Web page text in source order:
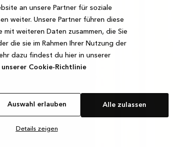
an unsere Partner für soziale
weiter. Unsere Partner führen diese
mit weiteren Daten zusammen, die Sie
die sie im Rahmen Ihrer Nutzung der
dazu findest du hier in unserer
Cookie-Richtlinie
Auswahl erlauben Alle zulassen
Details zeigen